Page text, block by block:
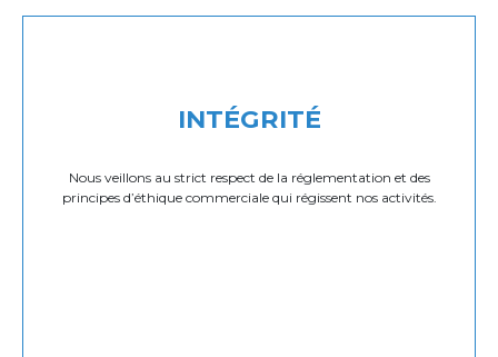
INTÉGRITÉ
Nous veillons au strict respect de la réglementation et des
principes d’éthique commerciale qui régissent nos activités.